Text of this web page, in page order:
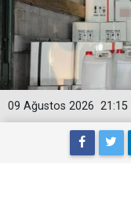
21:15
09 Ağustos 2026